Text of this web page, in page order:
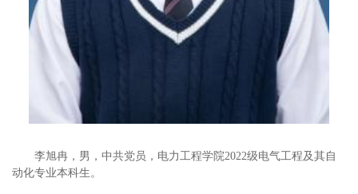
李旭冉，男，中共党员，电力工程学院2022级电气工程及其自
动化专业本科生。